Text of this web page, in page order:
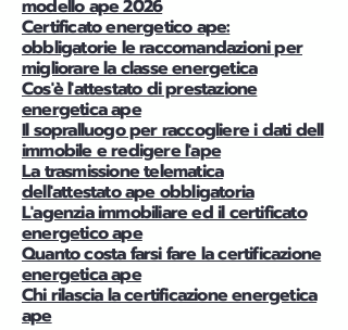
modello ape 2026
Certificato energetico ape:
obbligatorie le raccomandazioni per
migliorare la classe energetica
Cos'è l'attestato di prestazione
energetica ape
Il sopralluogo per raccogliere i dati dell
immobile e redigere l'ape
La trasmissione telematica
dell'attestato ape obbligatoria
L'agenzia immobiliare ed il certificato
energetico ape
Quanto costa farsi fare la certificazione
energetica ape
Chi rilascia la certificazione energetica
ape